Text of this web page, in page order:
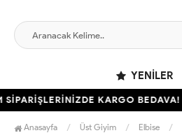
YENILER
KARGO BEDAVA!
Anasayfa Üst Giyim Elbise